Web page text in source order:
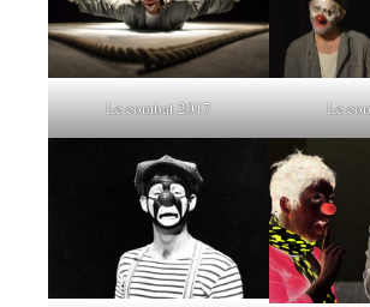
Le combat 2017 Le